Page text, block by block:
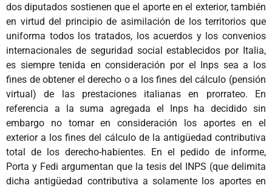
dos diputados sostienen que el aporte en el exterior, también
en virtud del principio de asimilación de los territorios que
uniforma todos los tratados, los acuerdos y los convenios
internacionales de seguridad social establecidos por Italia,
es siempre tenida en consideración por el Inps sea a los
fines de obtener el derecho o a los fines del cálculo (pensión
virtual) de las prestaciones italianas en prorrateo. En
referencia a la suma agregada el Inps ha decidido sin
embargo no tomar en consideración los aportes en el
exterior a los fines del cálculo de la antigüedad contributiva
total de los derecho-habientes. En el pedido de informe,
Porta y Fedi argumentan que la tesis del INPS (que delimita
dicha antigüedad contributiva a solamente los aportes en